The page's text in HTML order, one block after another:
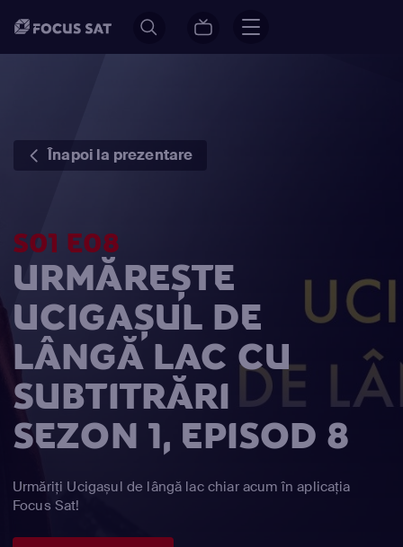
Înapoi la prezentare
S01 E08
URMĂREȘTE
UCIGAȘUL DE
LÂNGĂ LAC CU
SUBTITRĂRI
SEZON 1, EPISOD 8
Urmăriți Ucigașul de lângă lac chiar acum în aplicația
Focus Sat!